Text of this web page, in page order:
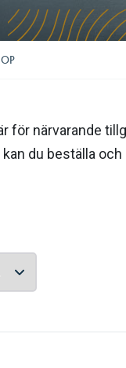
för närvarande
du beställa